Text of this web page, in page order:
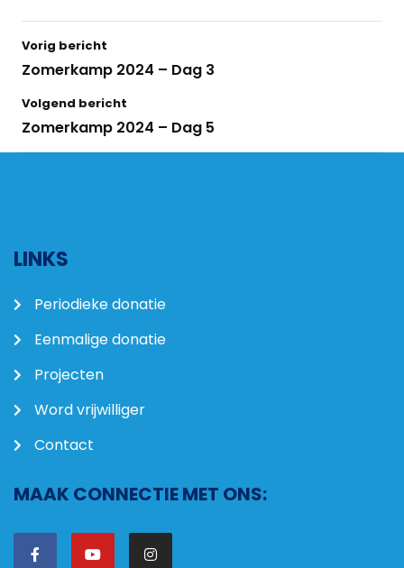
Vorig bericht
Zomerkamp 2024 – Dag 3
Volgend bericht
Zomerkamp 2024 – Dag 5
LINKS
Periodieke donatie
Eenmalige donatie
Projecten
Word vrijwilliger
Contact
MAAK CONNECTIE MET ONS: